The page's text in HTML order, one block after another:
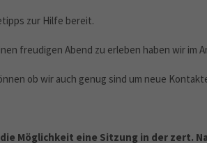
zur Hilfe bereit.
freudigen Abend zu erleben haben wir im
ob wir auch genug sind um neue
Möglichkeit eine Sitzung in der zert.